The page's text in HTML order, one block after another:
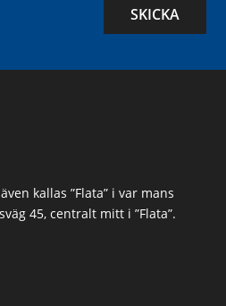
SKICKA
kallas ”Flata” i var mans
45, centralt mitt i ”Flata”.